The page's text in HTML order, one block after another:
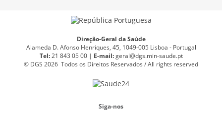
Direção-Geral da Saúde
Alameda D. Afonso Henriques, 45, 1049-005 Lisboa - Portugal
Tel:21 843 05 00 | E-mail: geral@dgs.min-saude.pt
© DGS 2026 Todos os Direitos Reservados / All rights reserved
Siga-nos